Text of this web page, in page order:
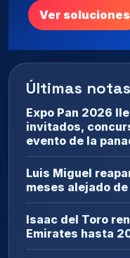
Ver soluciones
Últimas notas
Expo Pan 2026
invitados,
evento de la
Luis Miguel
meses alejado
Isaac del Toro
Emirates hasta